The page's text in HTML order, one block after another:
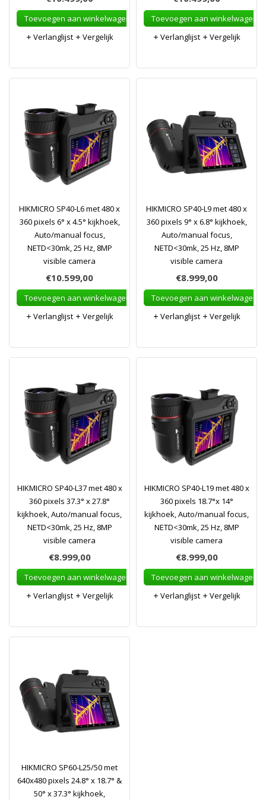
Toevoegen aan winkelwagen
Verlanglijst
Vergelijk
Toevoegen aan winkelwagen
Verlanglijst
Vergelijk
HIKMICRO SP40-L6 met 480 x
360 pixels 6° x 4.5° kijkhoek,
Auto/manual focus,
NETD<30mk, 25 Hz, 8MP
visible camera
€10.599,00
Toevoegen aan winkelwagen
Verlanglijst
Vergelijk
HIKMICRO SP40-L9 met 480 x
360 pixels 9° x 6.8° kijkhoek,
Auto/manual focus,
NETD<30mk, 25 Hz, 8MP
visible camera
€8.999,00
Toevoegen aan winkelwagen
Verlanglijst
Vergelijk
HIKMICRO SP40-L37 met 480 x
360 pixels 37.3° x 27.8°
kijkhoek, Auto/manual focus,
NETD<30mk, 25 Hz, 8MP
visible camera
€8.999,00
Toevoegen aan winkelwagen
Verlanglijst
Vergelijk
HIKMICRO SP40-L19 met 480 x
360 pixels 18.7°x 14°
kijkhoek, Auto/manual focus,
NETD<30mk, 25 Hz, 8MP
visible camera
€8.999,00
Toevoegen aan winkelwagen
Verlanglijst
Vergelijk
HIKMICRO SP60-L25/50 met
640x480 pixels 24.8° x 18.7° &
50° x 37.3° kijkhoek,